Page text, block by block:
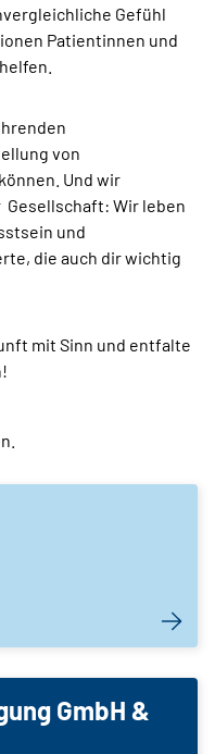
Gefühl
Patientinnen und
von
Und wir
Wir leben
und
die auch dir wichtig
mit Sinn und entfalte
GmbH &